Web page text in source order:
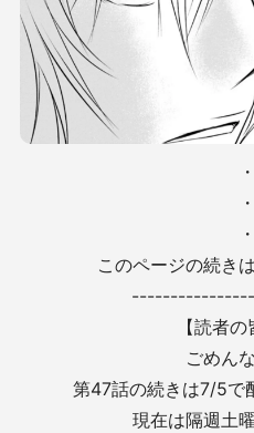
・
・
・
このページの続きは
【読者の
ごめん
第47話の続きは7/5で
現在は隔週土